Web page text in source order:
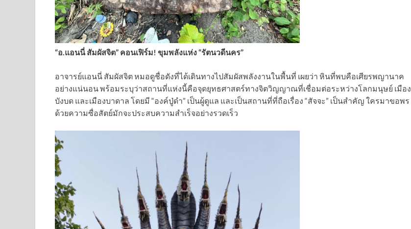
“อ.แอนนี่ สัมผัสจิต” คอนเฟิร์ม! ขุมพลังแห่ง “รัตนวดีนคร”
อาจารย์แอนนี่ สัมผัสจิต หมอดูชื่อดังที่ได้เดินทางไปสัมผัสพลังงานในพื้นที่ เผยว่า หินที่พบคือเศียรพญานาค
อย่างแน่นอน พร้อมระบุว่าสถานที่แห่งนี้คือจุดยุทธศาสตร์ทางจิตวิญญาณที่เชื่อมต่อระหว่างโลกมนุษย์ เมือง
บังบด และเมืองบาดาล โดยมี “องค์ปู่ดำ” เป็นผู้ดูแล และเป็นสถานที่ที่ถือเรื่อง “สัจจะ” เป็นสำคัญ ใครมาขอพร
ด้วยความซื่อสัตย์มักจะประสบความสำเร็จอย่างรวดเร็ว